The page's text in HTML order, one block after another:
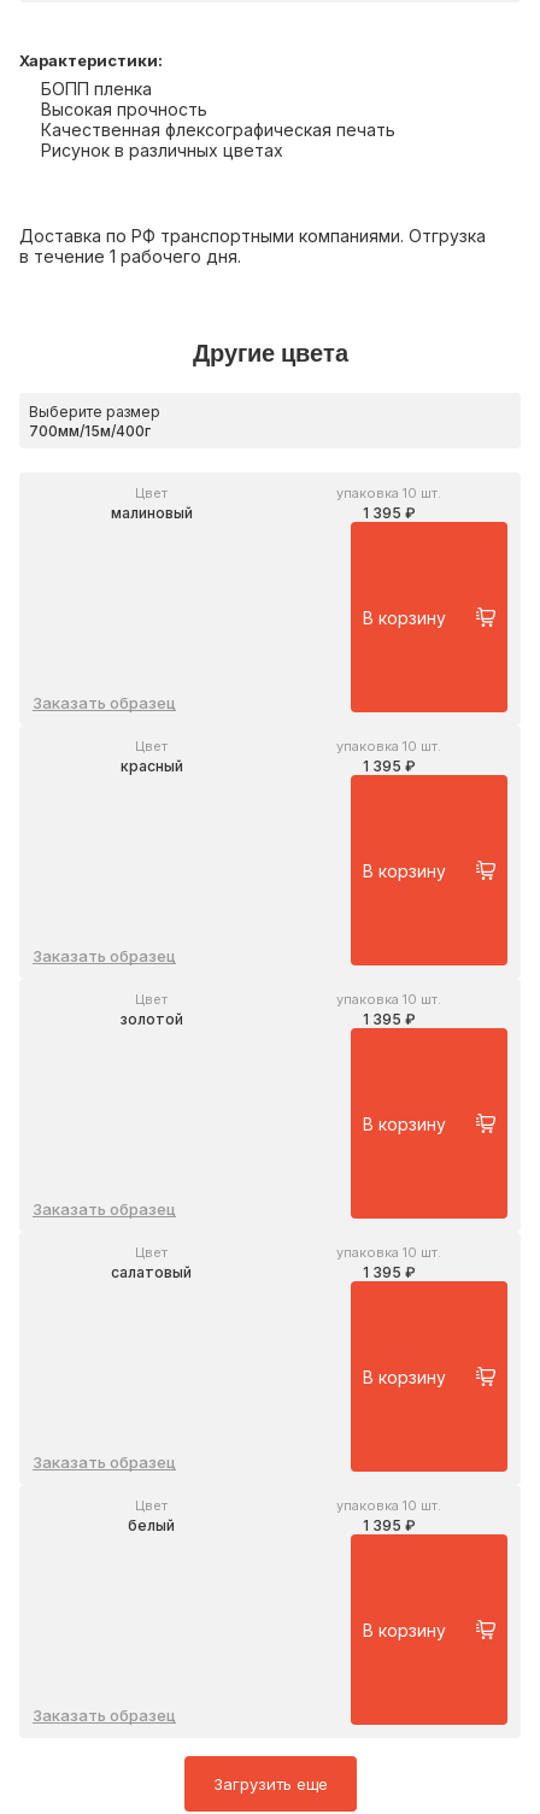
Характеристики:
БОПП пленка
Высокая прочность
Качественная флексографическая печать
Рисунок в различных цветах
Доставка по РФ транспортными компаниями. Отгрузка
в течение 1 рабочего дня.
Другие цвета
Выберите размер
Цвет
малиновый
упаковка 10 шт.
1 395 ₽
Заказать образец
В корзину
Цвет
красный
упаковка 10 шт.
1 395 ₽
Заказать образец
В корзину
Цвет
золотой
упаковка 10 шт.
1 395 ₽
Заказать образец
В корзину
Цвет
салатовый
упаковка 10 шт.
1 395 ₽
Заказать образец
В корзину
Цвет
белый
упаковка 10 шт.
1 395 ₽
Заказать образец
В корзину
Загрузить еще